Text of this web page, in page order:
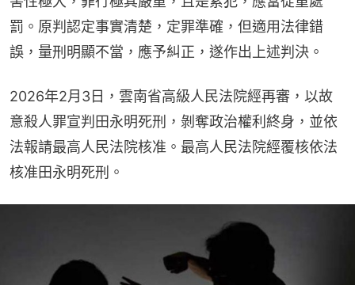
罰。原判認定事實清楚，定罪準確，但適用法律錯
誤，量刑明顯不當，應予糾正，遂作出上述判決。
2026年2月3日，雲南省高級人民法院經再審，以故
意殺人罪宣判田永明死刑，剝奪政治權利終身，並依
法報請最高人民法院核准。最高人民法院經覆核依法
核准田永明死刑。